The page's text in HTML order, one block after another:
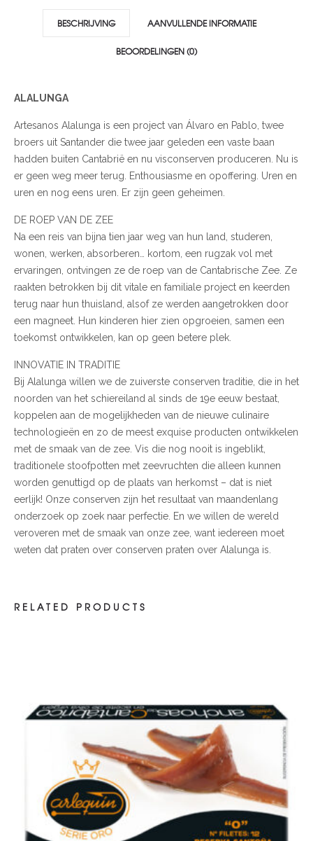
BESCHRIJVING AANVULLENDE INFORMATIE
BEOORDELINGEN (0)
ALALUNGA
Artesanos Alalunga is een project van Álvaro en Pablo, twee
broers uit Santander die twee jaar geleden een vaste baan
hadden buiten Cantabrië en nu visconserven produceren. Nu is
er geen weg meer terug. Enthousiasme en opoffering. Uren en
uren en nog eens uren. Er zijn geen geheimen.
DE ROEP VAN DE ZEE
Na een reis van bijna tien jaar weg van hun land, studeren,
wonen, werken, absorberen… kortom, een rugzak vol met
ervaringen, ontvingen ze de roep van de Cantabrische Zee. Ze
raakten betrokken bij dit vitale en familiale project en keerden
terug naar hun thuisland, alsof ze werden aangetrokken door
een magneet. Hun kinderen hier zien opgroeien, samen een
toekomst ontwikkelen, kan op geen betere plek.
INNOVATIE IN TRADITIE
Bij Alalunga willen we de zuiverste conserven traditie, die in het
noorden van het schiereiland al sinds de 19e eeuw bestaat,
koppelen aan de mogelijkheden van de nieuwe culinaire
technologieën en zo de meest exquise producten ontwikkelen
met de smaak van de zee. Vis die nog nooit is ingeblikt,
traditionele stoofpotten met zeevruchten die alleen kunnen
worden genuttigd op de plaats van herkomst – dat is niet
eerlijk! Onze conserven zijn het resultaat van maandenlang
onderzoek op zoek naar perfectie. En we willen de wereld
veroveren met de smaak van onze zee, want iedereen moet
weten dat praten over conserven praten over Alalunga is.
RELATED PRODUCTS